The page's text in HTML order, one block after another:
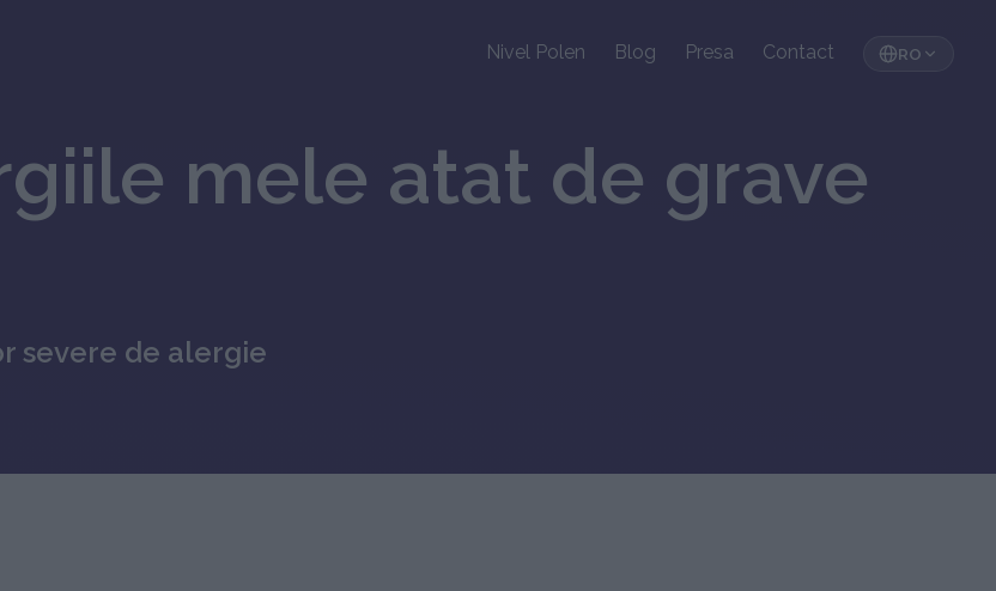
Nivel Polen Blog Presa Contact RO
mele atat de grave
severe de alergie